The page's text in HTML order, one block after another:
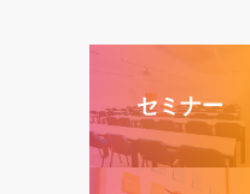
セミナー